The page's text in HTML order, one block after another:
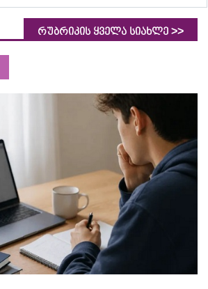
რუბრიკის ყველა სიახლე >>